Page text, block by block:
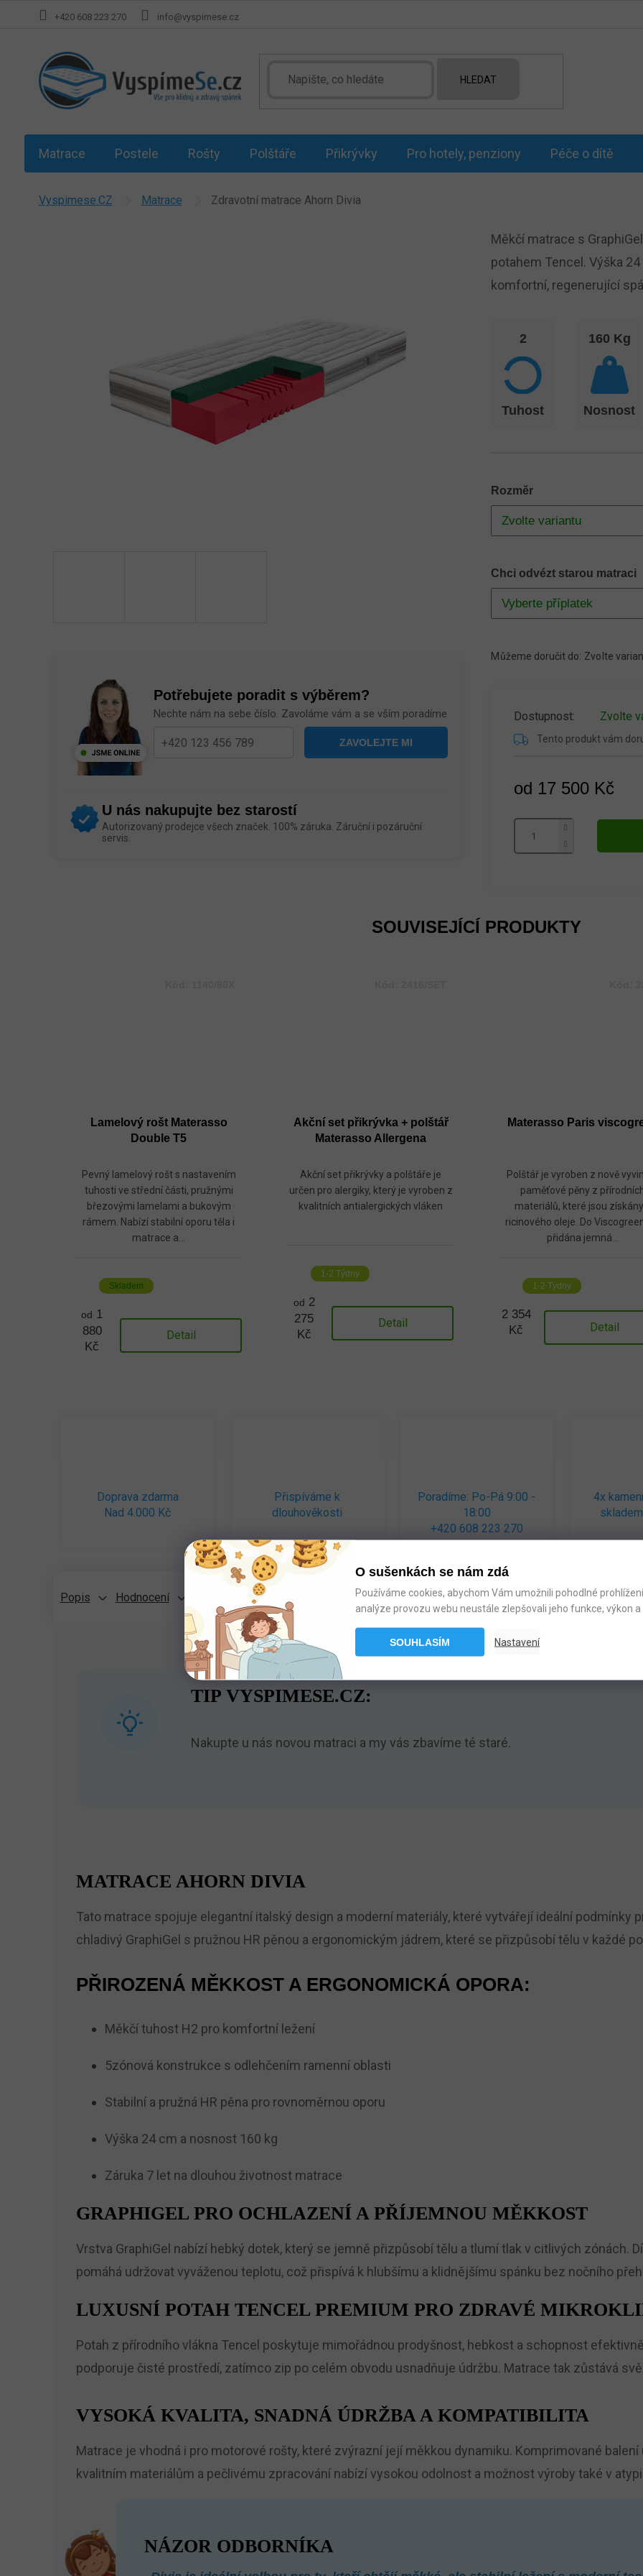
O sušenkách se nám zdá
Používáme cookies, abychom Vám umožnili pohodlné
analýze provozu webu neustále zlepšovali jeho funkce, výkon a
SOUHLASÍM Nastavení
+420 608 223 270 info@vyspimese.cz
HLEDAT
Matrace Postele Rošty Polštáře Přikrývky Pro hotely, penziony Péče o dítě
Vyspimese.CZ Matrace Zdravotní matrace Ahorn Divia
Potřebujete poradit s výběrem?
Nechte nám na sebe číslo. Zavoláme vám a se vším poradíme
U nás nakupujte bez starostí
Autorizovaný prodejce všech značek. 100% záruka. Záruční i pozáruční
servis.
od 17 500 Kč
Zvolte
Tento produkt vám
Rozměr
Chci odvézt starou matraci
Můžeme doručit do: Zvolte
Měkčí matrace s
potahem Tencel. Výška
komfortní, regenerující
2
Tuhost
160 Kg
Nosnost
SOUVISEJÍCÍ PRODUKTY
Lamelový rošt Materasso
Double T5
Pevný lamelový rošt s nastavením
tuhosti ve střední části, pružnými
březovými lamelami a bukovým
rámem. Nabízí stabilní oporu těla i
matrace a...
Skladem
od 1
880
Kč
Detail
Akční set přikrývka + polštář
Materasso Allergena
Akční set přikrývky a polštáře je
určen pro alergiky, který je vyroben z
kvalitních antialergických vláken
1-2 Týdny
od 2
275
Kč
Detail
Materasso Paris
Polštář je vyroben z nově
paměťové pěny z
materiálů, které jsou
ricinového oleje. Do
přidána jemná...
1-2 Týdny
2 354
Kč
Detail
Doprava zdarma
Nad 4.000 Kč
Přispíváme k
dlouhověkosti
Poradíme: Po-Pá 9:00 -
18:00
+420 608 223 270
4x
Popis Hodnocení
TIP VYSPIMESE.CZ:
Nakupte u nás novou matraci a my vás zbavíme té staré.
MATRACE AHORN DIVIA
Tato matrace spojuje elegantní italský design a moderní materiály, které vytvářejí ideální podmínky
chladivý GraphiGel s pružnou HR pěnou a ergonomickým jádrem, které se přizpůsobí tělu v každé
PŘIROZENÁ MĚKKOST A ERGONOMICKÁ OPORA:
Měkčí tuhost H2 pro komfortní ležení
5zónová konstrukce s odlehčením ramenní oblasti
Stabilní a pružná HR pěna pro rovnoměrnou oporu
Výška 24 cm a nosnost 160 kg
Záruka 7 let na dlouhou životnost matrace
GRAPHIGEL PRO OCHLAZENÍ A PŘÍJEMNOU MĚKKOST
Vrstva GraphiGel nabízí hebký dotek, který se jemně přizpůsobí tělu a tlumí tlak v citlivých zónách.
pomáhá udržovat vyváženou teplotu, což přispívá k hlubšímu a klidnějšímu spánku bez nočního
LUXUSNÍ POTAH TENCEL PREMIUM PRO ZDRAVÉ
Potah z přírodního vlákna Tencel poskytuje mimořádnou prodyšnost, hebkost a schopnost
podporuje čisté prostředí, zatímco zip po celém obvodu usnadňuje údržbu. Matrace tak zůstává
VYSOKÁ KVALITA, SNADNÁ ÚDRŽBA A KOMPATIBILITA
Matrace je vhodná i pro motorové rošty, které zvýrazní její měkkou dynamiku. Komprimované
kvalitním materiálům a pečlivému zpracování nabízí vysokou odolnost a možnost výroby také v
NÁZOR ODBORNÍKA